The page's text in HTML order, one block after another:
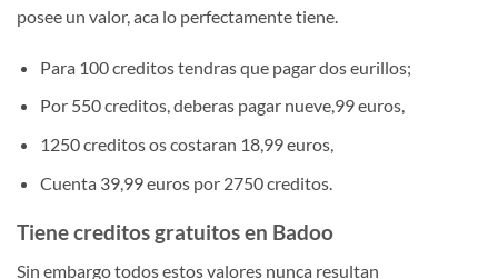
posee un valor, aca lo perfectamente tiene.
Para 100 creditos tendras que pagar dos eurillos;
Por 550 creditos, deberas pagar nueve,99 euros,
1250 creditos os costaran 18,99 euros,
Cuenta 39,99 euros por 2750 creditos.
Tiene creditos gratuitos en Badoo
Sin embargo todos estos valores nunca resultan